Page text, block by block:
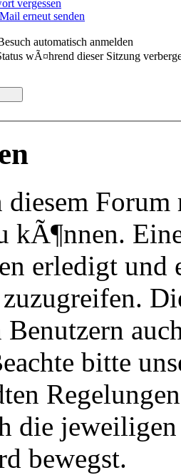
vergessen
erneut senden
automatisch anmelden
wÃ¤hrend dieser Sitzung
diesem
kÃ¶nnen.
erledigt und
bitte
die
bewegst.